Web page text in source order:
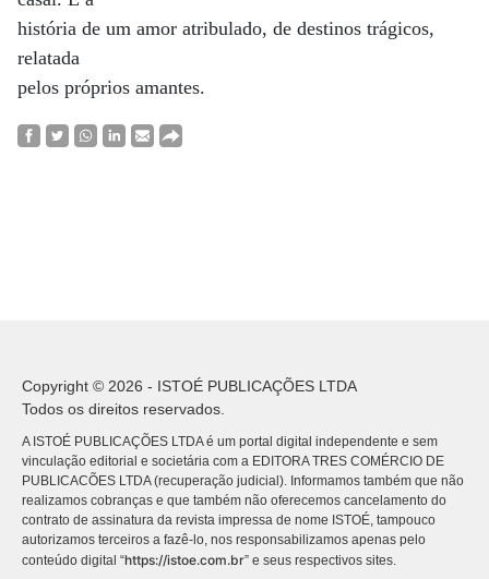
história de um amor atribulado, de destinos trágicos,
relatada
pelos próprios amantes.
Copyright © 2026 - ISTOÉ PUBLICAÇÕES LTDA
Todos os direitos reservados.
A ISTOÉ PUBLICAÇÕES LTDA é um portal digital independente e sem
vinculação editorial e societária com a EDITORA TRES COMÉRCIO DE
PUBLICACÕES LTDA (recuperação judicial). Informamos também que não
realizamos cobranças e que também não oferecemos cancelamento do
contrato de assinatura da revista impressa de nome ISTOÉ, tampouco
autorizamos terceiros a fazê-lo, nos responsabilizamos apenas pelo
conteúdo digital “https://istoe.com.br” e seus respectivos sites.